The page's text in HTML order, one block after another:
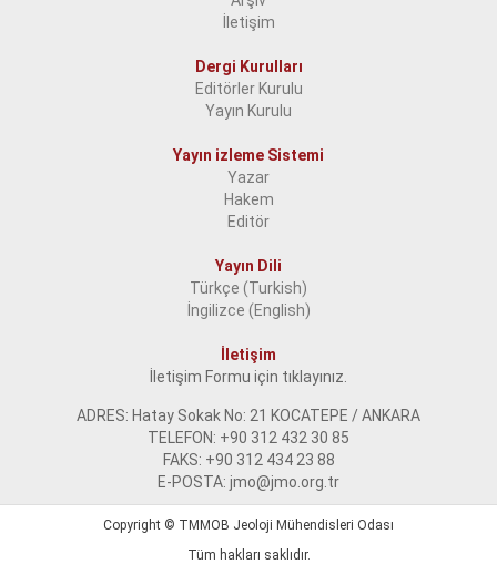
İletişim
Dergi Kurulları
Editörler Kurulu
Yayın Kurulu
Yayın izleme Sistemi
Yazar
Hakem
Editör
Yayın Dili
Türkçe (Turkish)
İngilizce (English)
İletişim
İletişim Formu için tıklayınız.
ADRES: Hatay Sokak No: 21 KOCATEPE / ANKARA
TELEFON: +90 312 432 30 85
FAKS: +90 312 434 23 88
E-POSTA: jmo@jmo.org.tr
Copyright © TMMOB Jeoloji Mühendisleri Odası
Tüm hakları saklıdır.